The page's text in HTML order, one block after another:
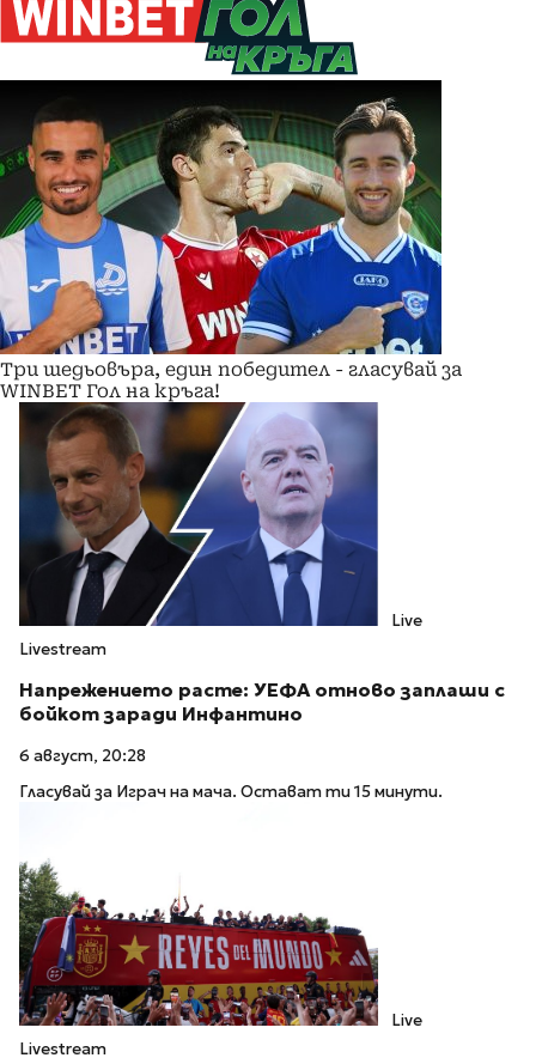
Три шедьовъра, един победител - гласувай за
WINBET Гол на кръга!
Live
Livestream
Напрежението расте: УЕФА отново заплаши с
бойкот заради Инфантино
6 август, 20:28
Гласувай за Играч на мача. Остават ти 15 минути.
Live
Livestream